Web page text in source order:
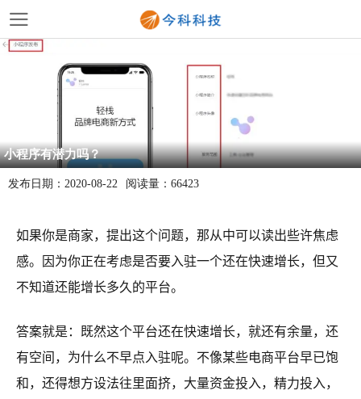
小程序有潜力吗？
发布日期： 2020-08-22 阅读量： 66423
如果你是商家，提出这个问题，那从中可以读出些许焦虑
感。因为你正在考虑是否要入驻一个还在快速增长，但又
不知道还能增长多久的平台。
答案就是：既然这个平台还在快速增长，就还有余量，还
有空间，为什么不早点入驻呢。不像某些电商平台早已饱
和，还得想方设法往里面挤，大量资金投入，精力投入，